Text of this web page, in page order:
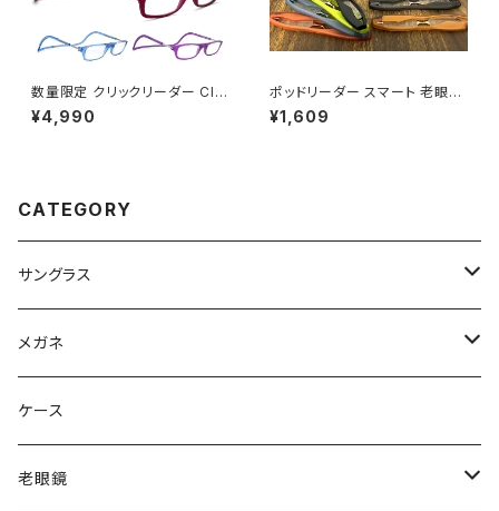
数量限定 クリックリーダー Clic
Readers マット ボルドー パー
プル ブルー パステル カラー 老
日 父の日 母の日 などの プレ
¥4,990
ポッドリーダー スマート 老眼鏡
シニアグラス リーディンググラス
スマホ老眼鏡 メンズ 男性 レデ
¥1,609
CATEGORY
サングラス
Ray-Ban レイバン
gucci グッチ
VivienneWestwood ヴィヴィアン
メガネ
Ray-Ban レイバン
gucci グッチ
ケース
老眼鏡